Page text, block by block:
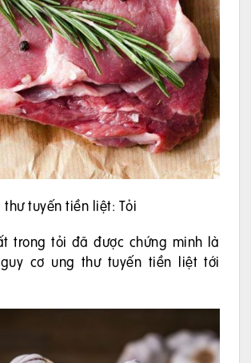
tuyến tiền liệt: Tỏi
trong tỏi đã được chứng minh là
cơ ung thư tuyến tiền liệt tới